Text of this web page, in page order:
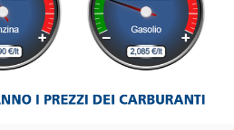
"PSIN" SU